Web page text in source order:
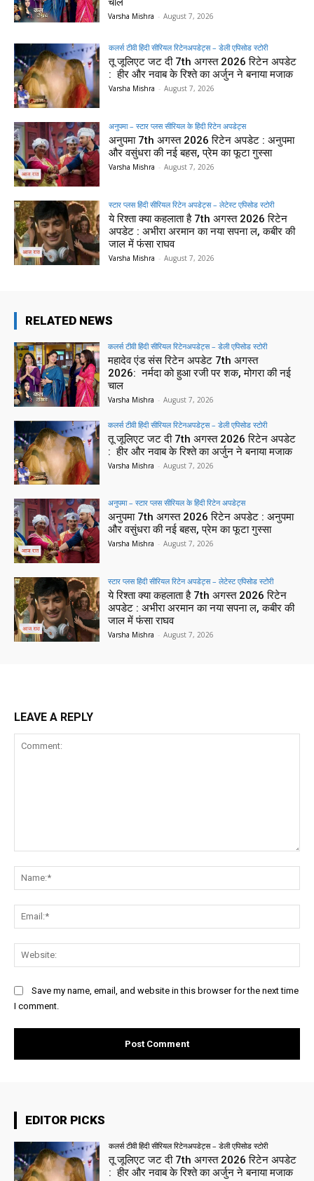
Varsha Mishra - August 7, 2026
कलर्स टीवी हिंदी सीरियल रिटेनअपडेट्स – डेली एपिसोड स्टोरी
तू जूलिएट जट दी 7th अगस्त 2026 रिटेन अपडेट
: हीर और नवाब के रिश्ते का अर्जुन ने बनाया मजाक
Varsha Mishra - August 7, 2026
अनुपमा – स्टार प्लस सीरियल के हिंदी रिटेन अपडेट्स
अनुपमा 7th अगस्त 2026 रिटेन अपडेट : अनुपमा
और वसुंधरा की नई बहस, प्रेम का फूटा गुस्सा
Varsha Mishra - August 7, 2026
स्टार प्लस हिंदी सीरियल रिटेन अपडेट्स – लेटेस्ट एपिसोड स्टोरी
ये रिश्ता क्या कहलाता है 7th अगस्त 2026 रिटेन
अपडेट : अभीरा अरमान का नया सपना ल, कबीर की
जाल में फंसा राघव
Varsha Mishra - August 7, 2026
RELATED NEWS
कलर्स टीवी हिंदी सीरियल रिटेनअपडेट्स – डेली एपिसोड स्टोरी
महादेव एंड संस रिटेन अपडेट 7th अगस्त
2026: नर्मदा को हुआ रजी पर शक, मोगरा की नई
चाल
Varsha Mishra - August 7, 2026
कलर्स टीवी हिंदी सीरियल रिटेनअपडेट्स – डेली एपिसोड स्टोरी
तू जूलिएट जट दी 7th अगस्त 2026 रिटेन अपडेट
: हीर और नवाब के रिश्ते का अर्जुन ने बनाया मजाक
Varsha Mishra - August 7, 2026
अनुपमा – स्टार प्लस सीरियल के हिंदी रिटेन अपडेट्स
अनुपमा 7th अगस्त 2026 रिटेन अपडेट : अनुपमा
और वसुंधरा की नई बहस, प्रेम का फूटा गुस्सा
Varsha Mishra - August 7, 2026
स्टार प्लस हिंदी सीरियल रिटेन अपडेट्स – लेटेस्ट एपिसोड स्टोरी
ये रिश्ता क्या कहलाता है 7th अगस्त 2026 रिटेन
अपडेट : अभीरा अरमान का नया सपना ल, कबीर की
जाल में फंसा राघव
Varsha Mishra - August 7, 2026
LEAVE A REPLY
Save my name, email, and website in this browser for the next time
I comment.
EDITOR PICKS
कलर्स टीवी हिंदी सीरियल रिटेनअपडेट्स – डेली एपिसोड स्टोरी
तू जूलिएट जट दी 7th अगस्त 2026 रिटेन अपडेट
: हीर और नवाब के रिश्ते का अर्जुन ने बनाया मजाक